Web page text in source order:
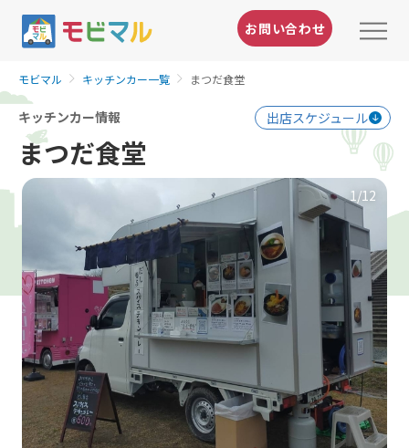
お問い合わせ
モビマル キッチンカー一覧 まつだ食堂
キッチンカー情報 出店スケジュール
まつだ食堂
1 /12